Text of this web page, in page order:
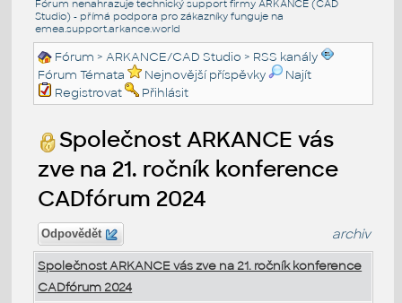
Fórum nenahrazuje technický support firmy ARKANCE (CAD
Studio) - přímá podpora pro zákazníky funguje na
emea.support.arkance.world
Fórum >ARKANCE/CAD Studio > RSS kanály
Fórum Témata
Nejnovější příspěvky
Najít
Registrovat
Přihlásit
Společnost ARKANCE vás
zve na 21. ročník konference
CADfórum 2024
Odpovědět archiv
Společnost ARKANCE vás zve na 21. ročník konference
CADfórum 2024